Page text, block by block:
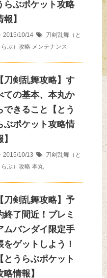
らぶポケット攻略
報】
2015/10/14
刀剣乱舞（と
らぶ）攻略 メンテナンス
【刀剣乱舞攻略】す
ての基本、本丸か
できること【とう
ぶポケット攻略情
2015/10/13
刀剣乱舞（と
らぶ）攻略 本丸
【刀剣乱舞攻略】予
終了間近！プレミ
ムバンダイ限定手
をゲットしよう！
【とうらぶポケット
略情報】